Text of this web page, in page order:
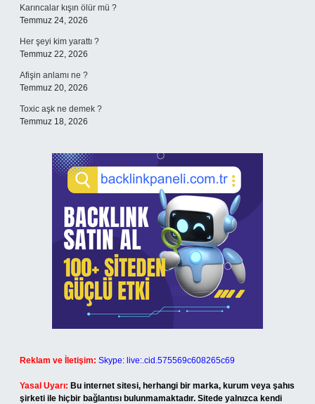
Karıncalar kışın ölür mü ?
Temmuz 24, 2026
Her şeyi kim yarattı ?
Temmuz 22, 2026
Afişin anlamı ne ?
Temmuz 20, 2026
Toxic aşk ne demek ?
Temmuz 18, 2026
Reklam ve İletişim: Skype: live:.cid.575569c608265c69
Yasal Uyarı: Bu internet sitesi, herhangi bir marka, kurum veya şahıs
şirketi ile hiçbir bağlantısı bulunmamaktadır. Sitede yalnızca kendi